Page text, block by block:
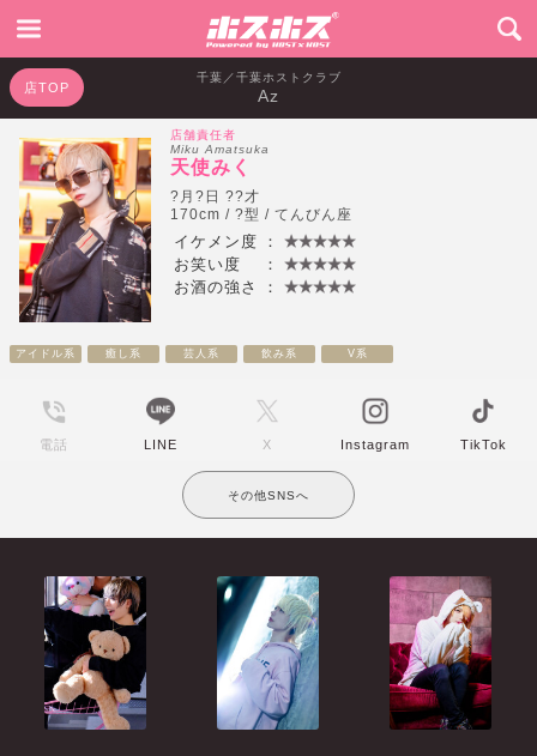
千葉／千葉ホストクラブ
Az
店TOP
店舗責任者
Miku Amatsuka
天使みく
?月?日 ??才
170cm / ?型 / てんびん座
イケメン度
：
お笑い度
：
お酒の強さ
：
アイドル系 癒し系 芸人系 飲み系 V系
電話 LINE X Instagram TikTok
その他SNSへ